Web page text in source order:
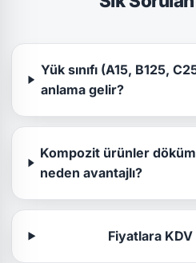
Yük sınıfı (A15, B125,
anlama gelir?
Kompozit ürünler
neden avantajlı?
Fiyatlara